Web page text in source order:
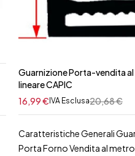
Guarnizione Porta-vendita
lineare CAPIC
20,68€
16,99€IVA Esclusa
Caratteristiche Generali
Porta Forno Vendita al